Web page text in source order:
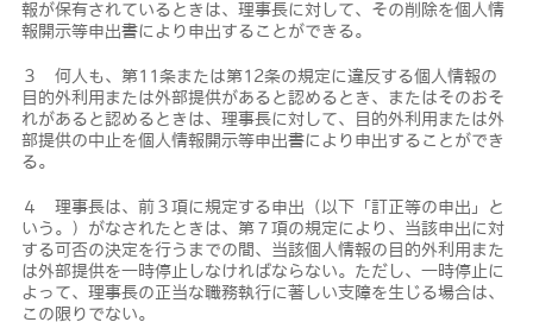
報が保有されているときは、理事長に対して、その削除を個人情
報開示等申出書により申出することができる。
３ 何人も、第11条または第12条の規定に違反する個人情報の
目的外利用または外部提供があると認めるとき、またはそのおそ
れがあると認めるときは、理事長に対して、目的外利用または外
部提供の中止を個人情報開示等申出書により申出することができ
る。
４ 理事長は、前３項に規定する申出（以下「訂正等の申出」と
いう。）がなされたときは、第７項の規定により、当該申出に対
する可否の決定を行うまでの間、当該個人情報の目的外利用また
は外部提供を一時停止しなければならない。ただし、一時停止に
よって、理事長の正当な職務執行に著しい支障を生じる場合は、
この限りでない。